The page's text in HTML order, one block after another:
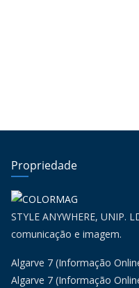
Propriedade
STYLE ANYWHERE, UNIP.
comunicação e imagem.
Algarve 7 (Informação
Algarve 7 (Informação